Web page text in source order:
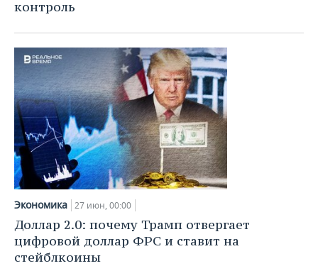
контроль
Экономика 27 июн, 00:00
Доллар 2.0: почему Трамп отвергает
цифровой доллар ФРС и ставит на
стейблкоины